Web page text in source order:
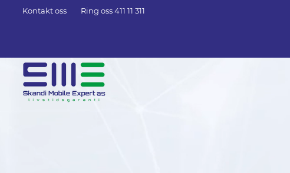
Kontakt oss Ring oss 411 11 311